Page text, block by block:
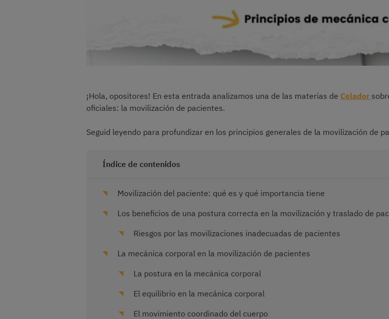
¡Hola, opositores! En esta entrada analizamos una de las materias de Celador
oficiales: la movilización de pacientes.
Seguid leyendo para profundizar en los principios generales de la movilización de
Índice de contenidos
Movilización del paciente: qué es y qué importancia tiene
Los beneficios de una postura correcta en la movilización y traslado de
Riesgos por las movilizaciones inadecuadas de pacientes
La mecánica corporal en la movilización de pacientes
La postura en la mecánica corporal
El equilibrio en la mecánica corporal
El movimiento coordinado del cuerpo